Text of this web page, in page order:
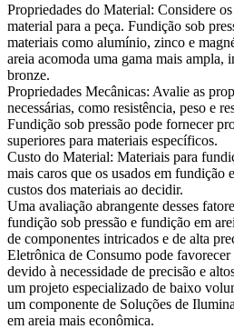
Propriedades do Material: Considere
material para a peça. Fundição sob
materiais como alumínio, zinco e
areia acomoda uma gama mais ampla,
bronze.
Propriedades Mecânicas: Avalie as
necessárias, como resistência, peso e
Fundição sob pressão pode fornecer
superiores para materiais específicos.
Custo do Material: Materiais para
mais caros que os usados em fundição
custos dos materiais ao decidir.
Uma avaliação abrangente desses
fundição sob pressão e fundição em
de componentes intricados e de alta
Eletrônica de Consumo pode favorecer
devido à necessidade de precisão e
um projeto especializado de baixo
um componente de Soluções de
em areia mais econômica.